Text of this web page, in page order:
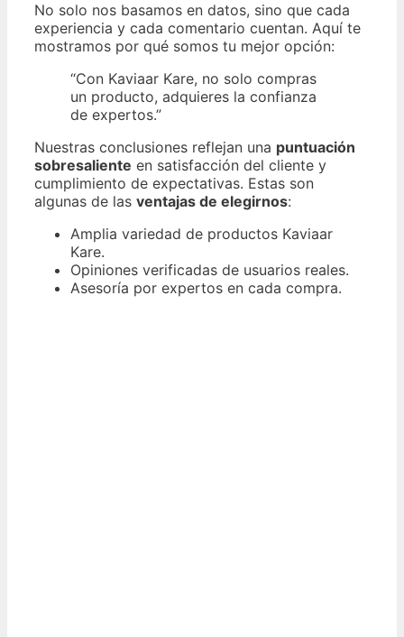
No solo nos basamos en datos, sino que cada
experiencia y cada comentario cuentan. Aquí te
mostramos por qué somos tu mejor opción:
“Con Kaviaar Kare, no solo compras
un producto, adquieres la confianza
de expertos.”
Nuestras conclusiones reflejan una puntuación
sobresaliente en satisfacción del cliente y
cumplimiento de expectativas. Estas son
algunas de las ventajas de elegirnos:
Amplia variedad de productos Kaviaar
Kare.
Opiniones verificadas de usuarios reales.
Asesoría por expertos en cada compra.